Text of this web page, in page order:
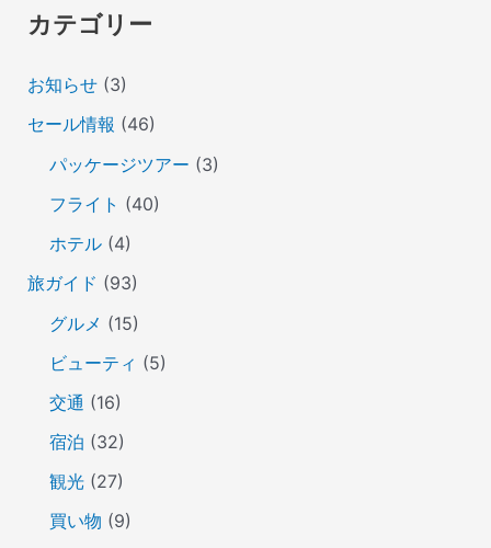
カテゴリー
お知らせ(3)
セール情報 (46)
パッケージツアー (3)
フライト (40)
ホテル(4)
旅ガイド (93)
グルメ (15)
ビューティ (5)
交通 (16)
宿泊 (32)
観光(27)
買い物 (9)